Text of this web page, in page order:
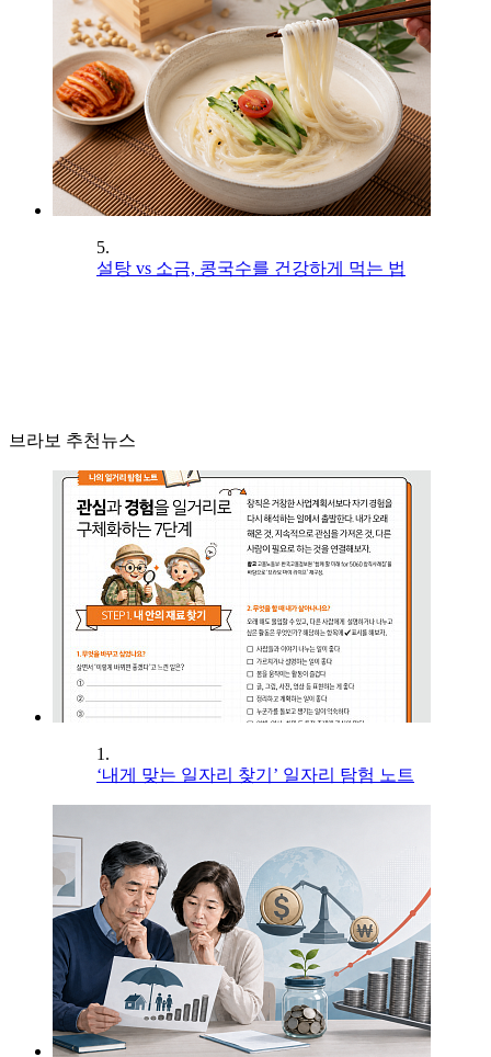
5.
설탕 vs 소금, 콩국수를 건강하게 먹는 법
브라보 추천뉴스
1.
‘내게 맞는 일자리 찾기’ 일자리 탐험 노트